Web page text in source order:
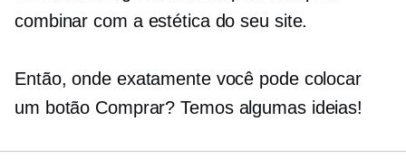
combinar com a estética do seu site.
Então, onde exatamente você pode colocar
um botão Comprar? Temos algumas ideias!